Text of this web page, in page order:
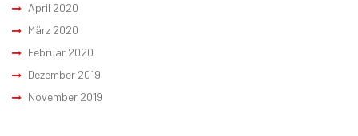
April 2020
März 2020
Februar 2020
Dezember 2019
November 2019